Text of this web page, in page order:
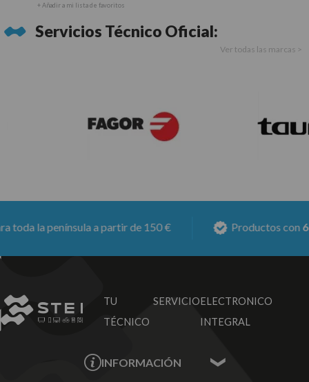
+ Añadir a mi lista de favoritos
Servicios Técnico Oficial:
Ver todas las marcas >
la península a partir de 150 € Productos con6
TU SERVICIO
TÉCNICO
ELECTRONICO
INTEGRAL
INFORMACIÓN